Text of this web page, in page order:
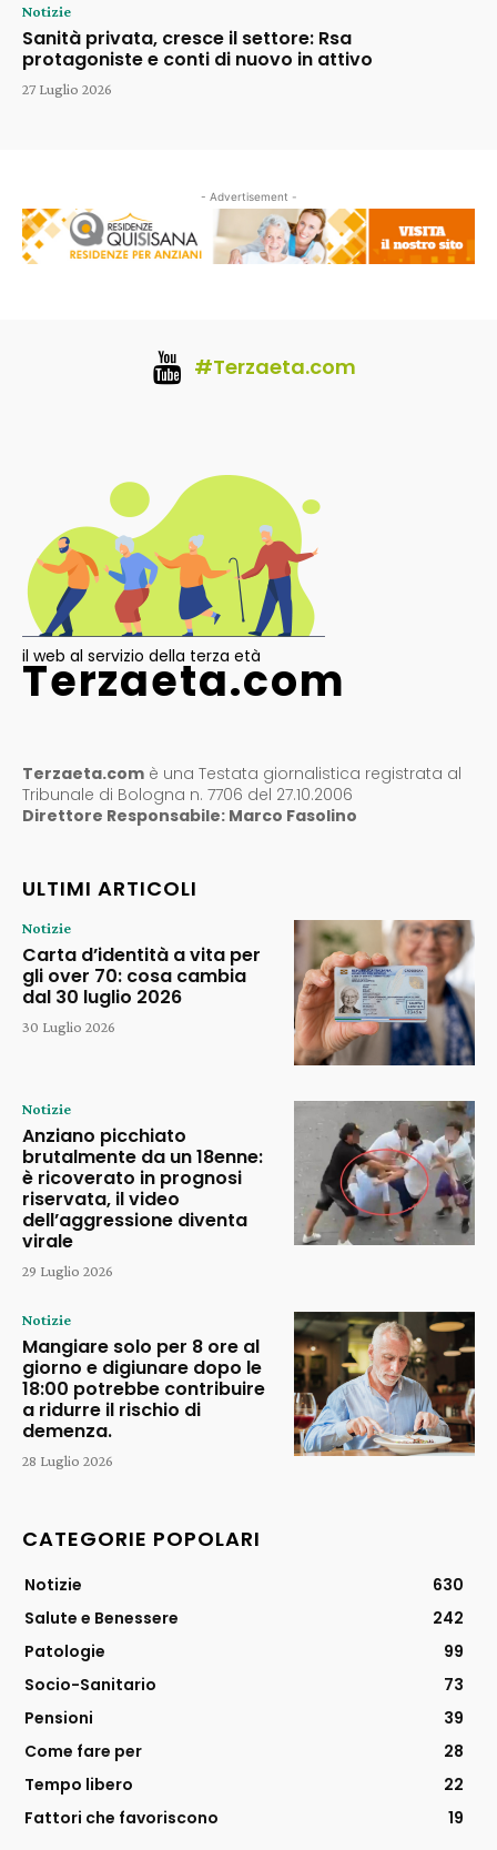
Notizie
Sanità privata, cresce il settore: Rsa
protagoniste e conti di nuovo in attivo
27 Luglio 2026
- Advertisement -
#Terzaeta.com
il web al servizio della terza età
Terzaeta.com
Terzaeta.com è una Testata giornalistica registrata al
Tribunale di Bologna n. 7706 del 27.10.2006
Direttore Responsabile: Marco Fasolino
ULTIMI ARTICOLI
Notizie
Carta d’identità a vita per
gli over 70: cosa cambia
dal 30 luglio 2026
30 Luglio 2026
Notizie
Anziano picchiato
brutalmente da un 18enne:
è ricoverato in prognosi
riservata, il video
dell’aggressione diventa
virale
29 Luglio 2026
Notizie
Mangiare solo per 8 ore al
giorno e digiunare dopo le
18:00 potrebbe contribuire
a ridurre il rischio di
demenza.
28 Luglio 2026
CATEGORIE POPOLARI
Notizie
630
Salute e Benessere
242
Patologie
99
Socio-Sanitario
73
Pensioni
39
Come fare per
28
Tempo libero
22
Fattori che favoriscono
19